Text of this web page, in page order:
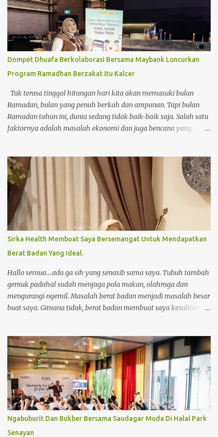
Dompet Dhuafa Berkolaborasi Bersama Maybank Luncurkan
Program Ramadhan Berzakat Itu Kalcer
Tak terasa tinggal hitungan hari kita akan memasuki bulan
Ramadan, bulan yang penuh berkah dan ampunan. Tapi bulan
Ramadan tahun ini, dunia sedang tidak baik-baik saja. Salah satu
faktornya adalah masalah ekonomi dan juga bencana yang
Sumatera Utara dan Sumatera Barat. Hati langsung trenyuh
ketika melihat saudara kita terkena bencana. Bagaimana tidak
mereka harus kehilangan harta bendanya, bahkan Ramadan
yang sebentar lagi tiba pun ada beberapa yang masih di
penampungan pengungsian. Maka dari itu kita wajib banget
membantu mereka untuk mengurangi beban mereka. Karena
bersedekah juga banyak manfaatnya. Ketika melihat orang yang
membutuhkan, umat Islam diwajibkan untuk bersedekah dan
meringankan beban mereka. Hal ini didasarkan tenggang rasa ke
sesama umat dan juga kemanusiaan. Sedekah juga menjadi salah
satu ibadah yang memiliki pahala besar. Di tengah ...
Sirka Health Membuat Saya Bersemangat Untuk Mendapatkan
Berat Badan Yang Ideal.
Hallo semua....ada ga sih yang senasib sama saya. Tubuh tambah
gemuk padahal sudah menjaga pola makan, olahraga dan
mengurangi ngemil. Masalah berat badan menjadi masalah besar
buat saya. Gimana tidak, berat badan membuat saya kesulitan
merasakan badan terasa sakit semua, sehingga gerakan terbatas.
Tak jarang saya hanya bisa berdiam diri di tempat tidur. Untuk
beraktivitas akan kesulitan, cepat lelah dan berkeringat. Lantas
kenapa tidak mencoba menurunkan berat badan? Pertanyaan
seperti itu sering saya dengar dari saudara, tetangga, teman
bahkan pasangan saya sendiri. Bukan tidak mau mencoba, tetapi
sudah saya coba tapi berat badan tak kunjung menurun. Berbagai
cara sudah saya terapkan sampai mencoba dengan konsumsi
Ngabuburit Dan Bukber Bersama Saudagar Muda Di Halal Park
Senayan